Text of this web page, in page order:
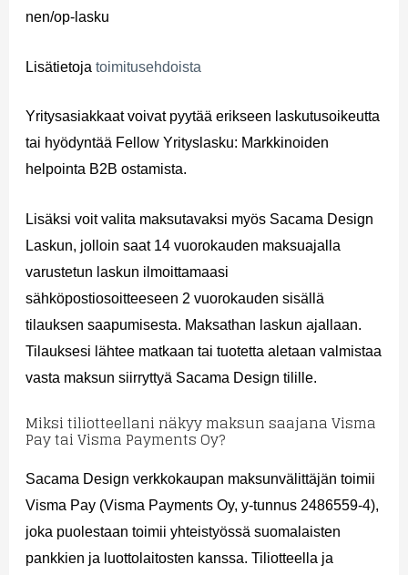
nen/op-lasku
Lisätietojatoimitusehdoista
Yritysasiakkaat voivat pyytää erikseen laskutusoikeutta
tai hyödyntää Fellow Yrityslasku: Markkinoiden
helpointa B2B ostamista.
Lisäksi voit valita maksutavaksi myös Sacama Design
Laskun, jolloin saat 14 vuorokauden maksuajalla
varustetun laskun ilmoittamaasi
sähköpostiosoitteeseen 2 vuorokauden sisällä
tilauksen saapumisesta. Maksathan laskun ajallaan.
Tilauksesi lähtee matkaan tai tuotetta aletaan valmistaa
vasta maksun siirryttyä Sacama Design tilille.
Miksi tiliotteellani näkyy maksun saajana Visma
Pay tai Visma Payments Oy?
Sacama Design verkkokaupan maksunvälittäjän toimii
Visma Pay (Visma Payments Oy, y-tunnus 2486559-4),
joka puolestaan toimii yhteistyössä suomalaisten
pankkien ja luottolaitosten kanssa. Tiliotteella ja